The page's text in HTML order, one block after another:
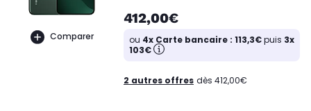
Comparer
412,00€
ou 4x Carte bancaire : 113,3€puis 3x
103€
2 autres offres dès 412,00€